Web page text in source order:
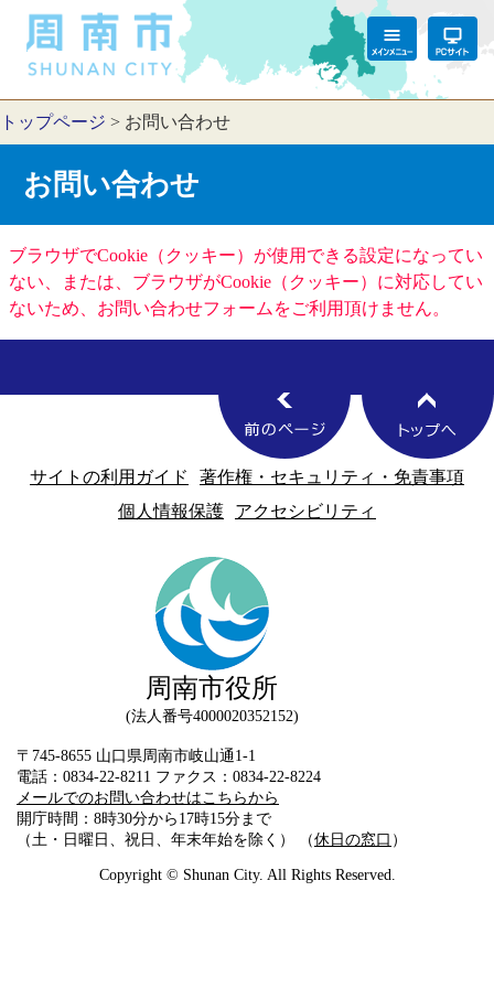
トップページ > お問い合わせ
お問い合わせ
ブラウザでCookie（クッキー）が使用できる設定になってい
ない、または、ブラウザがCookie（クッキー）に対応してい
ないため、お問い合わせフォームをご利用頂けません。
サイトの利用ガイド
著作権・セキュリティ・免責事項
個人情報保護
アクセシビリティ
周南市役所
法人番号4000020352152
〒745-8655 山口県周南市岐山通1-1
電話：0834-22-8211 ファクス：0834-22-8224
メールでのお問い合わせはこちらから
開庁時間：8時30分から17時15分まで
（土・日曜日、祝日、年末年始を除く） （休日の窓口 ）
Copyright © Shunan City. All Rights Reserved.